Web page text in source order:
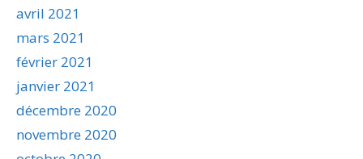
avril 2021
mars 2021
février 2021
janvier 2021
décembre 2020
novembre 2020